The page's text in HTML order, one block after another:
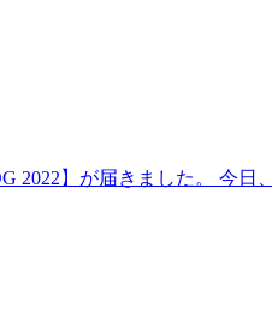
2022】が届きました。 今日